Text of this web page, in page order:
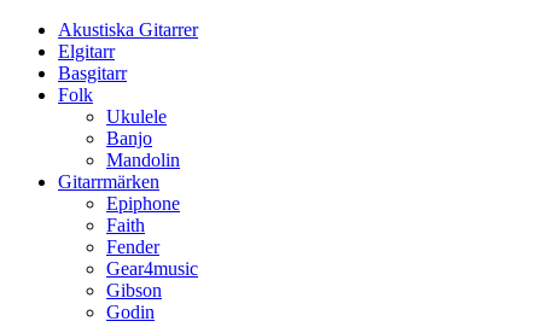
Akustiska Gitarrer
Elgitarr
Basgitarr
Folk
Ukulele
Banjo
Mandolin
Gitarrmärken
Epiphone
Faith
Fender
Gear4music
Gibson
Godin